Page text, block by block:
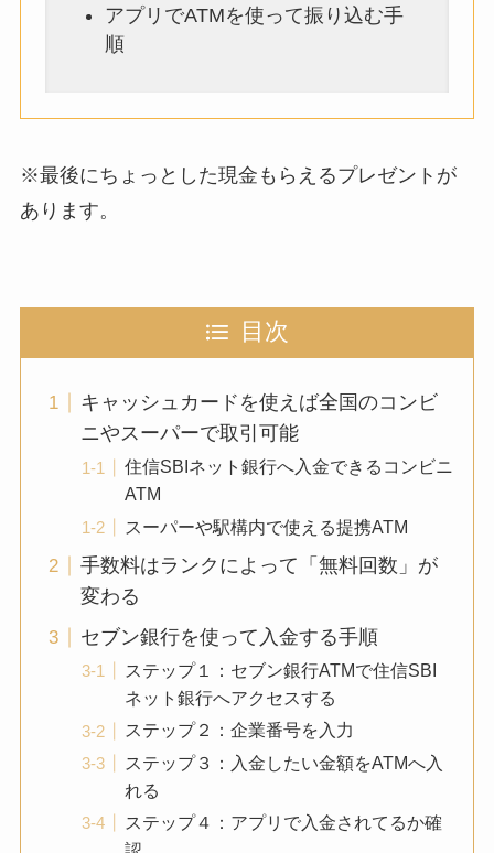
アプリでATMを使って振り込む手
順
※最後にちょっとした現金もらえるプレゼントが
あります。
目次
キャッシュカードを使えば全国のコンビ
ニやスーパーで取引可能
住信SBIネット銀行へ入金できるコンビニ
ATM
スーパーや駅構内で使える提携ATM
手数料はランクによって「無料回数」が
変わる
セブン銀行を使って入金する手順
ステップ１：セブン銀行ATMで住信SBI
ネット銀行へアクセスする
ステップ２：企業番号を入力
ステップ３：入金したい金額をATMへ入
れる
ステップ４：アプリで入金されてるか確